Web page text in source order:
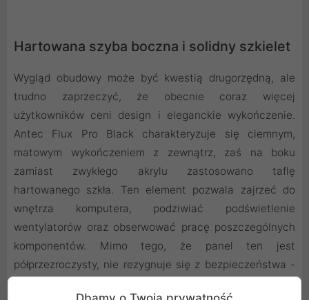
Hartowana szyba boczna i solidny szkielet
Wygląd obudowy może być kwestią drugorzędną, ale
trudno zaprzeczyć, że obecnie coraz więcej
użytkowników ceni design i eleganckie wykończenie.
Antec Flux Pro Black charakteryzuje się ciemnym,
matowym wykończeniem z zewnątrz, zaś na boku
zamiast zwykłego akrylu zastosowano taflę
hartowanego szkła. Ten element pozwala zajrzeć do
wnętrza komputera, podziwiać podświetlenie
wentylatorów oraz obserwować pracę poszczególnych
komponentów. Mimo tego, że panel ten jest
półprzezroczysty, nie rezygnuje się z bezpieczeństwa -